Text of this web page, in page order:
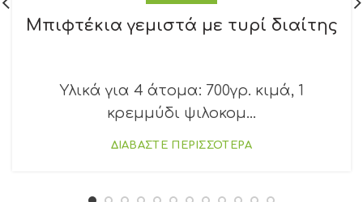
Μπιφτέκια γεμιστά με τυρί διαίτης
Υλικά για 4 άτομα: 700γρ. κιμά, 1
κρεμμύδι ψιλοκομ...
ΔΙΑΒΑΣΤΕ ΠΕΡΙΣΣΟΤΕΡΑ